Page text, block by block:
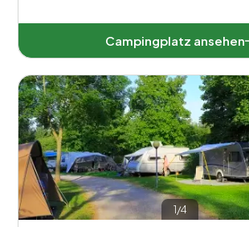
Campingplatz ansehen
1/4